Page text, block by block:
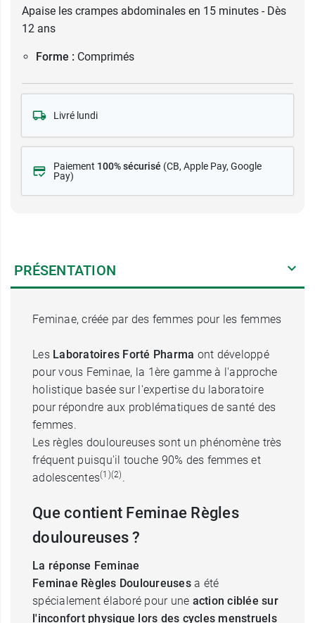
Apaise les crampes abdominales en 15 minutes - Dès
12 ans
Forme : Comprimés
Livré lundi
Paiement 100% sécurisé (CB, Apple Pay, Google
Pay)
PRÉSENTATION
Feminae, créée par des femmes pour les femmes
LesLaboratoires Forté Pharma ont développé
pour vous Feminae, la 1ère gamme à l'approche
holistique basée sur l'expertise du laboratoire
pour répondre aux problématiques de santé des
femmes.
Les règles douloureuses sont un phénomène très
fréquent puisqu'il touche 90% des femmes et
adolescentes(1)(2) .
Que contient Feminae Règles
douloureuses ?
La réponse Feminae
Feminae Règles Douloureusesa été
spécialement élaboré pour une action ciblée sur
l'inconfort physique lors des cycles menstruels